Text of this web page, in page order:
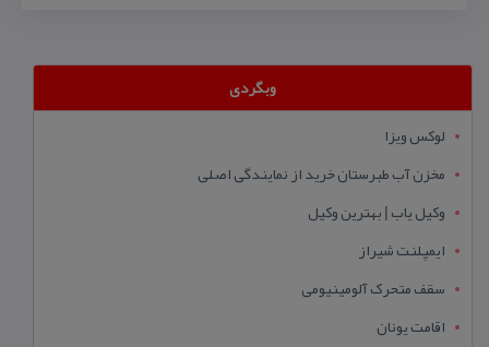
وبگردی
لوکس ویزا
مخزن آب طبرستان خرید از نمایندگی اصلی
وکیل یاب | بهترین وکیل
ایمپلنت شیراز
سقف متحرک آلومینیومی
اقامت یونان